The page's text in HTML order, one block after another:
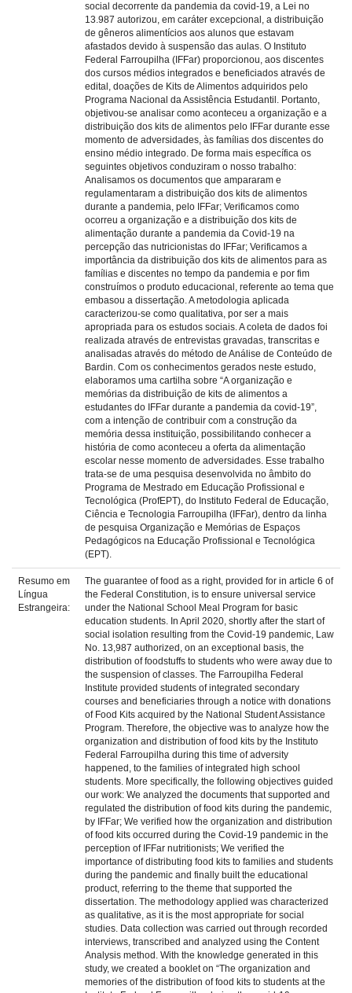
social decorrente da pandemia da covid-19, a Lei no
13.987 autorizou, em caráter excepcional, a distribuição
de gêneros alimentícios aos alunos que estavam
afastados devido à suspensão das aulas. O Instituto
Federal Farroupilha (IFFar) proporcionou, aos discentes
dos cursos médios integrados e beneficiados através de
edital, doações de Kits de Alimentos adquiridos pelo
Programa Nacional da Assistência Estudantil. Portanto,
objetivou-se analisar como aconteceu a organização e a
distribuição dos kits de alimentos pelo IFFar durante esse
momento de adversidades, às famílias dos discentes do
ensino médio integrado. De forma mais específica os
seguintes objetivos conduziram o nosso trabalho:
Analisamos os documentos que ampararam e
regulamentaram a distribuição dos kits de alimentos
durante a pandemia, pelo IFFar; Verificamos como
ocorreu a organização e a distribuição dos kits de
alimentação durante a pandemia da Covid-19 na
percepção das nutricionistas do IFFar; Verificamos a
importância da distribuição dos kits de alimentos para as
famílias e discentes no tempo da pandemia e por fim
construímos o produto educacional, referente ao tema que
embasou a dissertação. A metodologia aplicada
caracterizou-se como qualitativa, por ser a mais
apropriada para os estudos sociais. A coleta de dados foi
realizada através de entrevistas gravadas, transcritas e
analisadas através do método de Análise de Conteúdo de
Bardin. Com os conhecimentos gerados neste estudo,
elaboramos uma cartilha sobre “A organização e
memórias da distribuição de kits de alimentos a
estudantes do IFFar durante a pandemia da covid-19”,
com a intenção de contribuir com a construção da
memória dessa instituição, possibilitando conhecer a
história de como aconteceu a oferta da alimentação
escolar nesse momento de adversidades. Esse trabalho
trata-se de uma pesquisa desenvolvida no âmbito do
Programa de Mestrado em Educação Profissional e
Tecnológica (ProfEPT), do Instituto Federal de Educação,
Ciência e Tecnologia Farroupilha (IFFar), dentro da linha
de pesquisa Organização e Memórias de Espaços
Pedagógicos na Educação Profissional e Tecnológica
(EPT).
Resumo em
Língua
Estrangeira:
The guarantee of food as a right, provided for in article 6 of
the Federal Constitution, is to ensure universal service
under the National School Meal Program for basic
education students. In April 2020, shortly after the start of
social isolation resulting from the Covid-19 pandemic, Law
No. 13,987 authorized, on an exceptional basis, the
distribution of foodstuffs to students who were away due to
the suspension of classes. The Farroupilha Federal
Institute provided students of integrated secondary
courses and beneficiaries through a notice with donations
of Food Kits acquired by the National Student Assistance
Program. Therefore, the objective was to analyze how the
organization and distribution of food kits by the Instituto
Federal Farroupilha during this time of adversity
happened, to the families of integrated high school
students. More specifically, the following objectives guided
our work: We analyzed the documents that supported and
regulated the distribution of food kits during the pandemic,
by IFFar; We verified how the organization and distribution
of food kits occurred during the Covid-19 pandemic in the
perception of IFFar nutritionists; We verified the
importance of distributing food kits to families and students
during the pandemic and finally built the educational
product, referring to the theme that supported the
dissertation. The methodology applied was characterized
as qualitative, as it is the most appropriate for social
studies. Data collection was carried out through recorded
interviews, transcribed and analyzed using the Content
Analysis method. With the knowledge generated in this
study, we created a booklet on “The organization and
memories of the distribution of food kits to students at the